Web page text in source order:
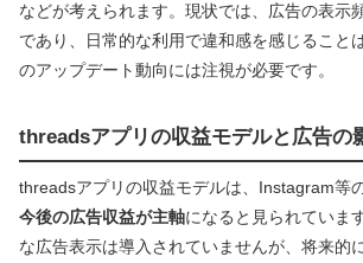
などが考えられます。現状では、広告の表示
であり、日常的な利用で違和感を感じること
のアップデート動向には注視が必要です。
threadsアプリの収益モデルと広告の
threadsアプリの収益モデルは、Instagram等
今後の広告収益が主軸になると見られていま
な広告表示は導入されていませんが、将来的